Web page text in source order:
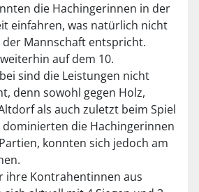
die Hachingerinnen in der
einfahren, was natürlich nicht
Mannschaft entspricht.
auf dem 10.
sind die Leistungen nicht
denn sowohl gegen Holz,
als auch zuletzt beim Spiel
dominierten die Hachingerinnen
konnten sich jedoch am
ihre Kontrahentinnen aus